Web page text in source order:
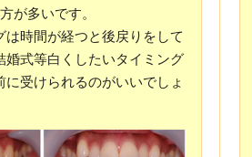
が多いです。
は時間が経つと後戻りをして
婚式等白くしたいタイミング
に受けられるのがいいでしょ